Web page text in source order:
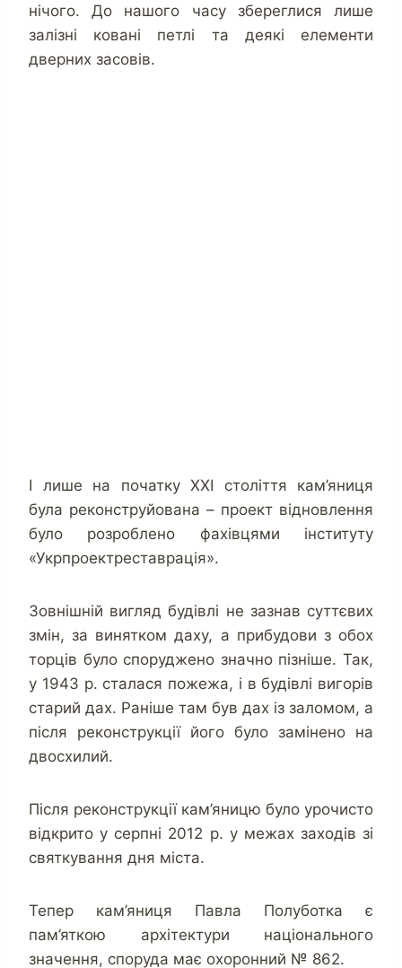
нічого. До нашого часу збереглися лише
залізні ковані петлі та деякі елементи
дверних засовів.
І лише на початку XXI століття кам’яниця
була реконструйована – проект відновлення
було розроблено фахівцями інституту
«Укрпроектреставрація».
Зовнішній вигляд будівлі не зазнав суттєвих
змін, за винятком даху, а прибудови з обох
торців було споруджено значно пізніше. Так,
у 1943 р. сталася пожежа, і в будівлі вигорів
старий дах. Раніше там був дах із заломом, а
після реконструкції його було замінено на
двосхилий.
Після реконструкції кам’яницю було урочисто
відкрито у серпні 2012 р. у межах заходів зі
святкування дня міста.
Тепер кам’яниця Павла Полуботка є
пам’яткою архітектури національного
значення, споруда має охоронний № 862.